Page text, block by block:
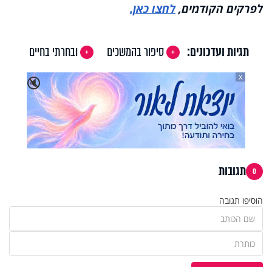
לפרקים הקודמים,לחצו כאן.
תגיות ועדכונים: סיפור בהמשכים
ובחרתי בחיים
🔇
X
0 תגובות
הוסיפו תגובה